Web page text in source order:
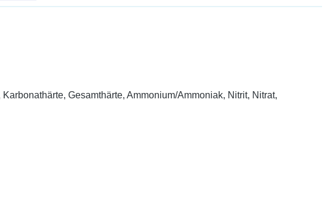
Gesamthärte, Ammonium/Ammoniak, Nitrit, Nitrat,